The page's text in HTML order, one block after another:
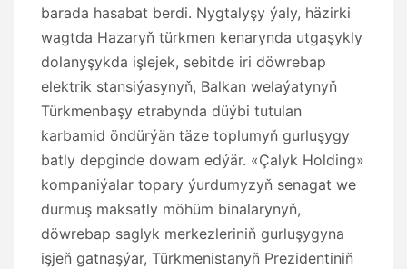
barada hasabat berdi. Nygtalyşy ýaly, häzirki
wagtda Hazaryň türkmen kenarynda utgaşykly
dolanyşykda işlejek, sebitde iri döwrebap
elektrik stansiýasynyň, Balkan welaýatynyň
Türkmenbaşy etrabynda düýbi tutulan
karbamid öndürýän täze toplumyň gurluşygy
batly depginde dowam edýär. «Çalyk Holding»
kompaniýalar topary ýurdumyzyň senagat we
durmuş maksatly möhüm binalarynyň,
döwrebap saglyk merkezleriniň gurluşygyna
işjeň gatnaşýar, Türkmenistanyň Prezidentiniň